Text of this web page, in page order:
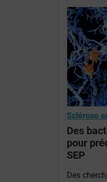
Sclérose
Des
pour
SEP
Des